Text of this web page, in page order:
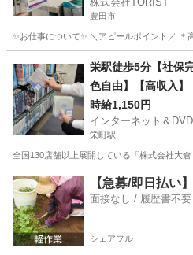
大規模な「アジア競
ッフ！警備業務なし
豊田市
✨お仕事について✨ ＼アピールポイント／
接客 スタッフ
栄駅徒歩5分【社保
色自由】【高収入】
☆時給1,150円以上
方必見！
時給1,150円
インターネット＆
栄町駅
全国130店舗以上展開している「株式会社大
愛知 名古屋市 栄町駅 フロント
【急募/即日払い
面接なし / 履歴書不
シェアフル